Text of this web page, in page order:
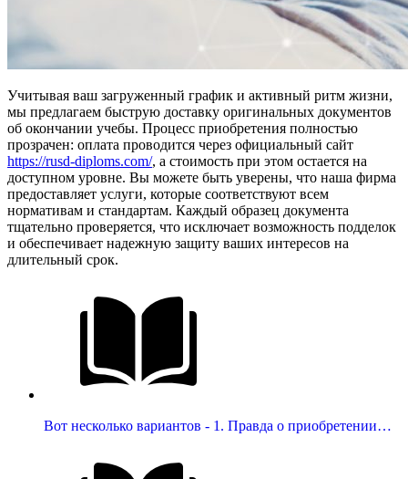
Учитывая ваш загруженный график и активный ритм жизни,
мы предлагаем быструю доставку оригинальных документов
об окончании учебы. Процесс приобретения полностью
прозрачен: оплата проводится через официальный сайт
https://rusd-diploms.com/, а стоимость при этом остается на
доступном уровне. Вы можете быть уверены, что наша фирма
предоставляет услуги, которые соответствуют всем
нормативам и стандартам. Каждый образец документа
тщательно проверяется, что исключает возможность подделок
и обеспечивает надежную защиту ваших интересов на
длительный срок.
Вот несколько вариантов - 1. Правда о приобретении…